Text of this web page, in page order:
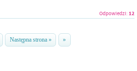
Odpowiedzi: 12
Następna strona » »